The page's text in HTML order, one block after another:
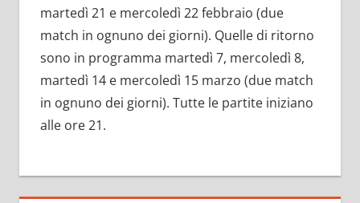
martedì 21 e mercoledì 22 febbraio (due
match in ognuno dei giorni). Quelle di ritorno
sono in programma martedì 7, mercoledì 8,
martedì 14 e mercoledì 15 marzo (due match
in ognuno dei giorni). Tutte le partite iniziano
alle ore 21.